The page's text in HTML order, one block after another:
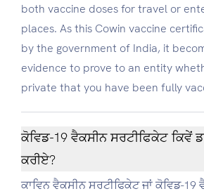
both vaccine doses for travel or
places. As this Cowin vaccine
by the government of India, it
evidence to prove to an entity
private that you have been fully
ਕੋਵਿਡ-19 ਵੈਕਸੀਨ ਸਰਟੀਫਿਕੇਟ ਕਿਵੇਂ
ਕਰੀਏ?
ਕਾਵਿਨ ਵੈਕਸੀਨ ਸਰਟੀਫਿਕੇਟ ਜਾਂ ਕੋਵਿਡ-19